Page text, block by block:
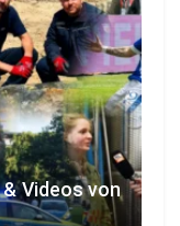
Videos von